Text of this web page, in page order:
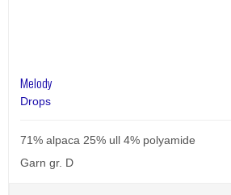
Melody
Drops
71% alpaca 25% ull 4% polyamide
Garn gr. D